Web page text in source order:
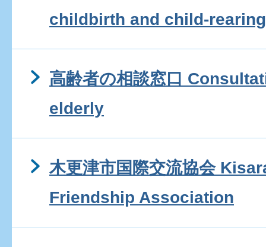
childbirth and child-rearing
高齢者の相談窓口
elderly
木更津市国際交流協会
Friendship Association